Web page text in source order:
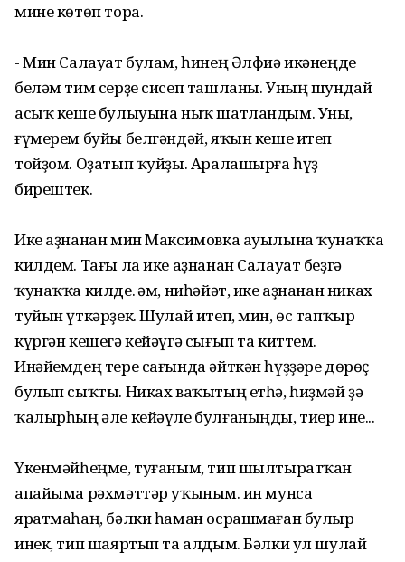
мине көтөп тора.
- Мин Салауат булам, һинең Әлфиә икәнеңде
беләм тим серҙе сисеп ташланы. Уның шундай
асыҡ кеше булыуына ныҡ шатландым. Уны,
ғүмерем буйы белгәндәй, яҡын кеше итеп
тойҙом. Оҙатып ҡуйҙы. Аралашырға һүҙ
бирештек.
Ике аҙнанан мин Максимовка ауылына ҡунаҡҡа
килдем. Тағы ла ике аҙнанан Салауат беҙгә
ҡунаҡҡа килде. Һәм, ниһәйәт, ике аҙнанан никах
туйын үткәрҙек. Шулай итеп, мин, өс тапҡыр
күргән кешегә кейәүгә сығып та киттем.
Инәйемдең тере сағында әйткән һүҙҙәре дөрөҫ
булып сыҡты. Никах ваҡытың етһә, һиҙмәй ҙә
ҡалырһың әле кейәүле булғаныңды, тиер ине...
Үкенмәйһеңме, туғаным, тип шылтыратҡан
апайыма рәхмәттәр уҡыным. Һин мунса
яратмаһаң, бәлки һаман осрашмаған булыр
инек, тип шаяртып та алдым. Бәлки ул шулай